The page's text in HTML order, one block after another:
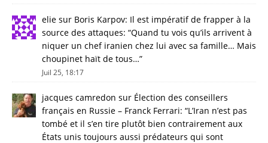
elie sur Boris Karpov: Il est impératif de frapper à la
source des attaques: “Quand tu vois qu’ils arrivent à
niquer un chef iranien chez lui avec sa famille… Mais
choupinet haït de tous…”
Juil 25, 18:17
jacques camredon sur Élection des conseillers
français en Russie – Franck Ferrari: “L’Iran n’est pas
tombé et il s’en tire plutôt bien contrairement aux
États unis toujours aussi prédateurs qui sont